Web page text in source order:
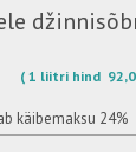
( 1 liitri hind
käibemaksu 24%